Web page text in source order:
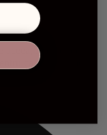
fiecare produs
ca tu să primești
natura.